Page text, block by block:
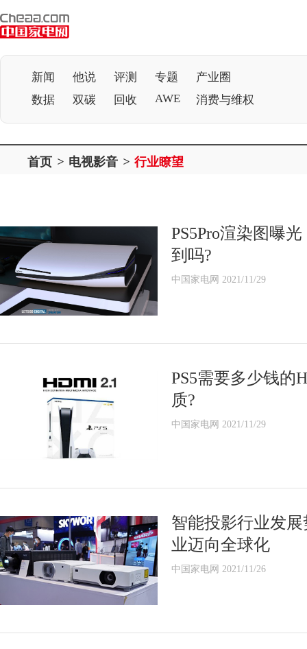
新闻 他说 评测 专题
产业圈
数据
双碳 回收 AWE 消费与维权
首页 > 电视影音 > 行业瞭望
PS5Pro渲染图曝
到吗?
中国家电网 2021/11/29
PS5需要多少钱的
质?
中国家电网 2021/11/29
智能投影行业发
业迈向全球化
中国家电网 2021/11/26